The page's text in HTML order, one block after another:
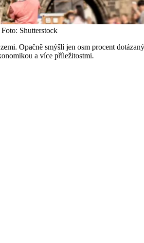
Foto: Shutterstock
Opačně smýšlí jen osm procent
a více příležitostmi.